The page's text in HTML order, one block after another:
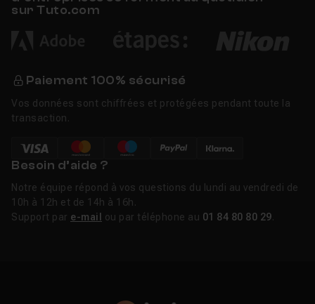
sur Tuto.com
Paiement 100% sécurisé
Vos données sont chiffrées et protégées pendant toute la
transaction.
Besoin d’aide ?
Notre équipe répond à vos questions du lundi au vendredi de
10h à 12h et de 14h à 16h.
Support par e-mail ou par téléphone au 01 84 80 80 29